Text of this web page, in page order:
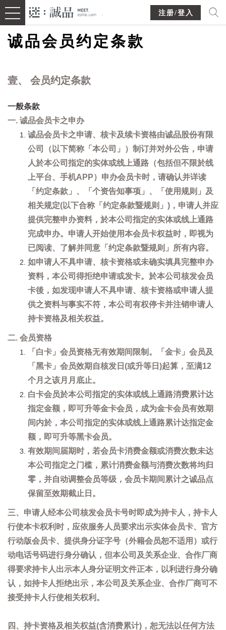
注册/登入
诚品会员约定条款
壹、 会员约定条款
一般条款
一. 诚品会员卡之申办
诚品会员卡之申请、核卡及续卡资格由诚品股份有限
公司（以下简称「本公司」）制订并对外公告，申请
人於本公司指定的实体或线上通路（包括但不限於线
上平台、手机APP）申办会员卡时，请确认并详读
「约定条款」、「个资告知事项」、「使用规则」及
相关规定(以下合称「约定条款暨规则」)，申请人并应
提供完整申办资料，於本公司指定的实体或线上通路
完成申办。申请人开始使用本会员卡权益时，即视为
已阅读、了解并同意「约定条款暨规则」所有内容。
如申请人不具申请、核卡资格或未确实填具完整申办
资料，本公司得拒绝申请或发卡。於本公司核发会员
卡後，如发现申请人不具申请、核卡资格或申请人提
供之资料与事实不符，本公司有权停卡并注销申请人
持卡资格及相关权益。
二. 会员资格
「白卡」会员资格无有效期间限制。「金卡」会员及
「黑卡」会员效期自核发日(或升等日)起算，至满12
个月之该月月底止。
白卡会员於本公司指定的实体或线上通路消费累计达
指定金额，即可升等金卡会员，成为金卡会员有效期
间内於，本公司指定的实体或线上通路累计达指定金
额，即可升等黑卡会员。
有效期间届期时，若会员卡消费金额或消费次数未达
本公司指定之门槛，累计消费金额与消费次数将均归
零，并自动调整会员等级，会员卡期间累计之诚品点
保留至效期截止日。
三、申请人经本公司核发会员卡号时即成为持卡人，持卡人
行使本卡权利时，应依服务人员要求出示实体会员卡、官方
行动版会员卡、提供身分证字号（外籍会员恕不适用）或行
动电话号码进行身分确认，但本公司及关系企业、合作厂商
得要求持卡人出示本人身分证明文件正本，以利进行身分确
认，如持卡人拒绝出示，本公司及关系企业、合作厂商可不
接受持卡人行使相关权利。
四、持卡资格及相关权益(含消费累计)，恕无法以任何方法